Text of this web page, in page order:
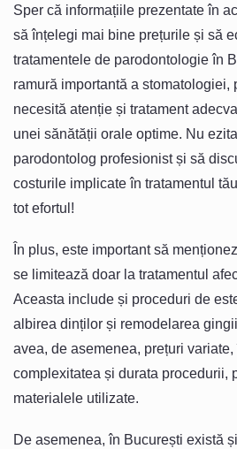
Sper că informațiile prezentate în
să înțelegi mai bine prețurile și să
tratamentele de parodontologie în
ramură importantă a stomatologiei,
necesită atenție și tratament
unei sănătății orale optime. Nu
parodontolog profesionist și să
costurile implicate în tratamentul
tot efortul!
În plus, este important să
se limitează doar la tratamentul
Aceasta include și proceduri de
albirea dinților și remodelarea
avea, de asemenea, prețuri
complexitatea și durata procedurii,
materialele utilizate.
De asemenea, în București există